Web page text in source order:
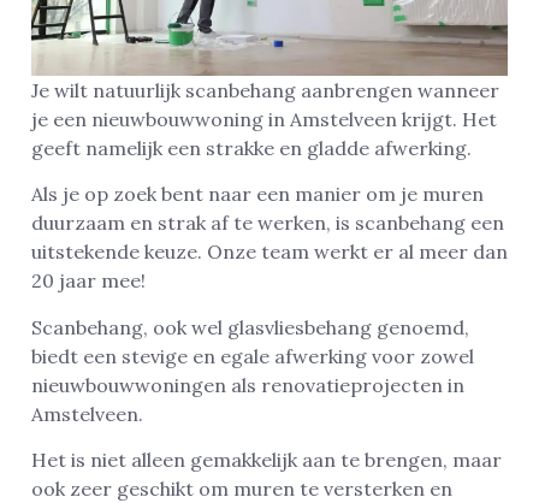
Je wilt natuurlijk scanbehang aanbrengen wanneer
je een nieuwbouwwoning in Amstelveen krijgt. Het
geeft namelijk een strakke en gladde afwerking.
Als je op zoek bent naar een manier om je muren
duurzaam en strak af te werken, is scanbehang een
uitstekende keuze. Onze team werkt er al meer dan
20 jaar mee!
Scanbehang, ook wel glasvliesbehang genoemd,
biedt een stevige en egale afwerking voor zowel
nieuwbouwwoningen als renovatieprojecten in
Amstelveen.
Het is niet alleen gemakkelijk aan te brengen, maar
ook zeer geschikt om muren te versterken en